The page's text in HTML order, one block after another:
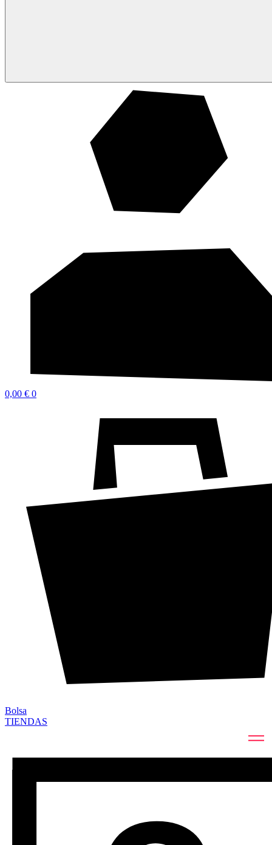
0,00 € 0
Bolsa
TIENDAS